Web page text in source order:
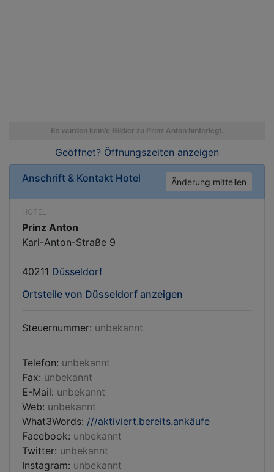
Geöffnet? Öffnungszeiten anzeigen
Anschrift & Kontakt Hotel Änderung mitteilen
HOTEL
Prinz Anton
Karl-Anton-Straße 9
40211 Düsseldorf
Ortsteile von Düsseldorf anzeigen
Steuernummer: unbekannt
Telefon: unbekannt
Fax: unbekannt
E-Mail: unbekannt
Web: unbekannt
What3Words: ///aktiviert.bereits.ankäufe
Facebook: unbekannt
Twitter: unbekannt
Instagram: unbekannt